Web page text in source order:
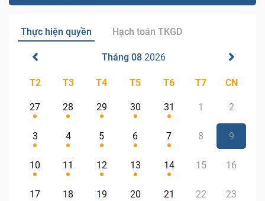
Thực hiện quyền Hạch toán TKGD
Tháng 08 2026
T2 T3 T4 T5 T6 T7 CN
27 28 29 30 31 1 2
3 4 5 6 7 8 9
10 11 12 13 14 15 16
17 18 19 20 21 22 23